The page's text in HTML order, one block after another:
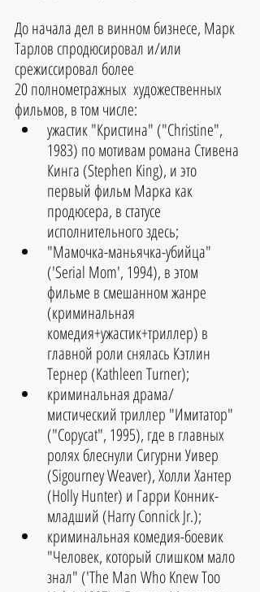
До начала дел в винном бизнесе, Марк
Тарлов спродюсировал и/или
срежиссировал более
20 полнометражных  художественных
фильмов, в том числе:
ужастик "Кристина" ("Christine",
1983) по мотивам романа Стивена
Кинга (Stephen King), и это
первый фильм Марка как
продюсера, в статусе
исполнительного здесь;
"Мамочка-маньячка-убийца"
('Serial Mom', 1994), в этом
фильме в смешанном жанре
(криминальная
комедия+ужастик+триллер) в
главной роли снялась Кэтлин
Тернер (Kathleen Turner);
криминальная драма/
мистический триллер "Имитатор"
("Copycat", 1995), где в главных
ролях блеснули Сигурни Уивер
(Sigourney Weaver), Холли Хантер
(Holly Hunter) и Гарри Конник-
младший (Harry Connick Jr.);
криминальная комедия-боевик
"Чeловек, который слишком мало
знал" ('The Man Who Knew Too